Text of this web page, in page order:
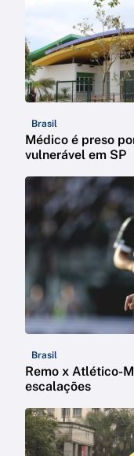
Brasil
Médico é preso
vulnerável em SP
Brasil
Remo x Atlético-
escalações